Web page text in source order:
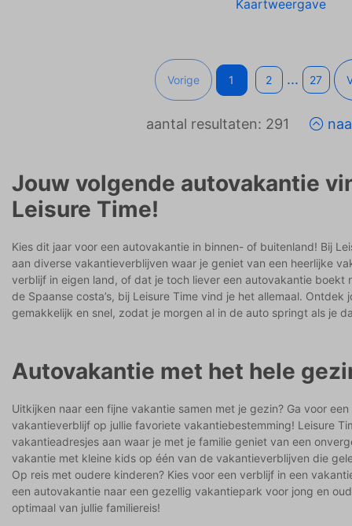
Vorige 1 2 ... 27
aantal resultaten: 291
Jouw volgende autovakantie
Leisure Time!
Kies dit jaar voor een autovakantie in binnen- of buitenland! Bij
aan diverse vakantieverblijven waar je geniet van een heerlijke
verblijf in eigen land, of dat je toch liever een autovakantie boekt
de Spaanse costa’s, bij Leisure Time vind je het allemaal.
gemakkelijk en snel, zodat je morgen al in de auto springt als je
Autovakantie met het hele
Uitkijken naar een fijne vakantie samen met je gezin? Ga voor
vakantieverblijf op jullie favoriete vakantiebestemming! Leisure
vakantieadresjes aan waar je met je familie geniet van een
vakantie met kleine kids op één van de vakantieverblijven die
Op reis met oudere kinderen? Kies voor een verblijf in een
een autovakantie naar een gezellig vakantiepark voor jong en
optimaal van jullie familiereis!
Kaartweergave